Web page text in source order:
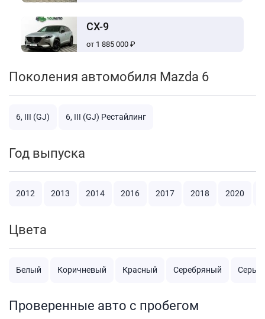
CX-9
от 1 885 000 ₽
Поколения автомобиля Mazda 6
6, III (GJ) 6, III (GJ) Рестайлинг
Год выпуска
2012 2013 2014 2016 2017 2018 2020
Цвета
Белый Коричневый Красный Серебряный Серый
Проверенные авто с пробегом